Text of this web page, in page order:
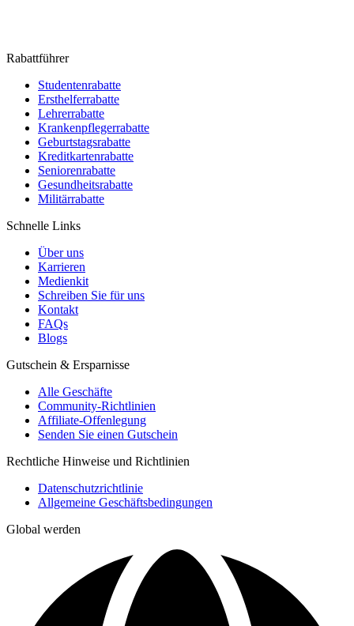
Rabattführer
Studentenrabatte
Ersthelferrabatte
Lehrerrabatte
Krankenpflegerrabatte
Geburtstagsrabatte
Kreditkartenrabatte
Seniorenrabatte
Gesundheitsrabatte
Militärrabatte
Schnelle Links
Über uns
Karrieren
Medienkit
Schreiben Sie für uns
Kontakt
FAQs
Blogs
Gutschein & Ersparnisse
Alle Geschäfte
Community-Richtlinien
Affiliate-Offenlegung
Senden Sie einen Gutschein
Rechtliche Hinweise und Richtlinien
Datenschutzrichtlinie
Allgemeine Geschäftsbedingungen
Global werden